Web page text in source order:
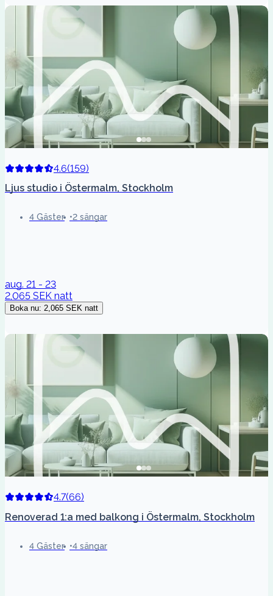
4.6(159)
Ljus studio i Östermalm, Stockholm
4 Gäster 2 sängar
aug. 21 - 23
2,065 SEK natt
Boka nu: 2,065 SEK natt
4.7(66)
Renoverad 1:a med balkong i Östermalm, Stockholm
4 Gäster 4 sängar